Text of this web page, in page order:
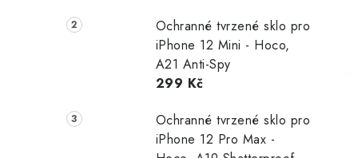
Ochranné tvrzené sklo pro
iPhone 12 Mini - Hoco,
A21 Anti-Spy
299 Kč
Ochranné tvrzené sklo pro
iPhone 12 Pro Max -